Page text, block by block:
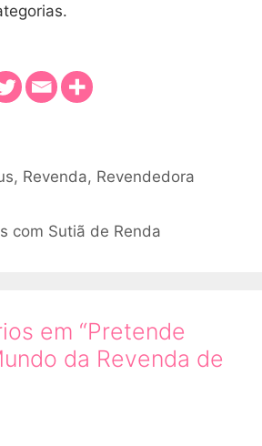
, Revenda, Revendedora
com Sutiã de Renda
em “Pretende
da Revenda de